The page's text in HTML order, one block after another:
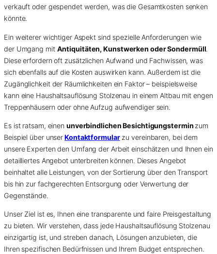
verkauft oder gespendet werden, was die Gesamtkosten senken
könnte.
Ein weiterer wichtiger Aspekt sind spezielle Anforderungen wie
der Umgang mit Antiquitäten, Kunstwerken oder Sondermüll.
Diese erfordern oft zusätzlichen Aufwand und Fachwissen, was
sich ebenfalls auf die Kosten auswirken kann. Außerdem ist die
Zugänglichkeit der Räumlichkeiten ein Faktor – beispielsweise
kann eine Haushaltsauflösung Stolzenau in einem Altbau mit engen
Treppenhäusern oder ohne Aufzug aufwendiger sein.
Es ist ratsam, einen unverbindlichen Besichtigungstermin zum
Beispiel über unserKontaktformularzu vereinbaren, bei dem
unsere Experten den Umfang der Arbeit einschätzen und Ihnen ein
detailliertes Angebot unterbreiten können. Dieses Angebot
beinhaltet alle Leistungen, von der Sortierung über den Transport
bis hin zur fachgerechten Entsorgung oder Verwertung der
Gegenstände.
Unser Ziel ist es, Ihnen eine transparente und faire Preisgestaltung
zu bieten. Wir verstehen, dass jede Haushaltsauflösung Stolzenau
einzigartig ist, und streben danach, Lösungen anzubieten, die
Ihren spezifischen Bedürfnissen und Ihrem Budget entsprechen.